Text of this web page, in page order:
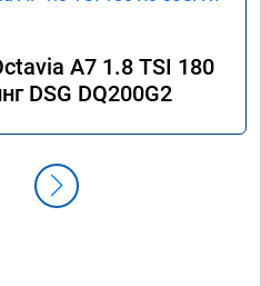
A7 1.8 TSI 180
DSG DQ200G2